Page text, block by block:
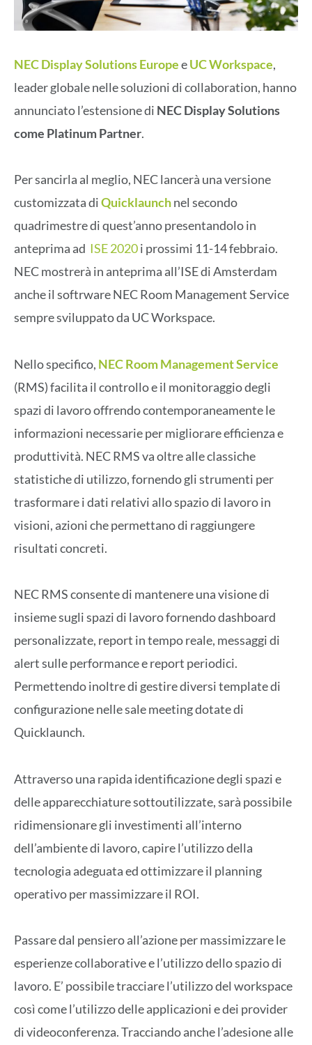
NEC Display Solutions EuropeeUC Workspace,
leader globale nelle soluzioni di collaboration, hanno
annunciato l’estensione di NEC Display Solutions
come Platinum Partner.
Per sancirla al meglio, NEC lancerà una versione
customizzata diQuicklaunchnel secondo
quadrimestre di quest’anno presentandolo in
anteprima ad ISE 2020i prossimi 11-14 febbraio.
NEC mostrerà in anteprima all’ISE di Amsterdam
anche il softrware NEC Room Management Service
sempre sviluppato da UC Workspace.
Nello specifico, NEC Room Management Service
(RMS) facilita il controllo e il monitoraggio degli
spazi di lavoro offrendo contemporaneamente le
informazioni necessarie per migliorare efficienza e
produttività. NEC RMS va oltre alle classiche
statistiche di utilizzo, fornendo gli strumenti per
trasformare i dati relativi allo spazio di lavoro in
visioni, azioni che permettano di raggiungere
risultati concreti.
NEC RMS consente di mantenere una visione di
insieme sugli spazi di lavoro fornendo dashboard
personalizzate, report in tempo reale, messaggi di
alert sulle performance e report periodici.
Permettendo inoltre di gestire diversi template di
configurazione nelle sale meeting dotate di
Quicklaunch.
Attraverso una rapida identificazione degli spazi e
delle apparecchiature sottoutilizzate, sarà possibile
ridimensionare gli investimenti all’interno
dell’ambiente di lavoro, capire l’utilizzo della
tecnologia adeguata ed ottimizzare il planning
operativo per massimizzare il ROI.
Passare dal pensiero all’azione per massimizzare le
esperienze collaborative e l’utilizzo dello spazio di
lavoro. E’ possibile tracciare l’utilizzo del workspace
così come l’utilizzo delle applicazioni e dei provider
di videoconferenza. Tracciando anche l’adesione alle